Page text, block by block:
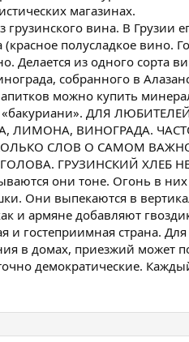
магазинах.
грузинского вина. В
(красное полусладкое вино.
Делается из одного сорта
собранного в
можно купить
«бакуриани». ДЛЯ
ЛИМОНА, ВИНОГРАДА.
СЛОВ О САМОМ
ГРУЗИНСКИЙ ХЛЕБ
они тоне. Огонь в них
Они выпекаются в
и армяне добавляют
и гостеприимная страна.
в домах, приезжий может
демократические.